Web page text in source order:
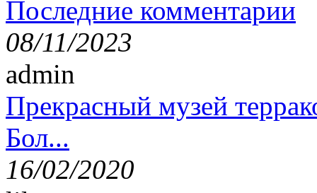
Последние комментарии
08/11/2023
admin
Прекрасный музей
Бол...
16/02/2020